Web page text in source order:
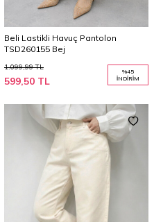
Beli Lastikli Havuç Pantolon
TSD260155 Bej
1.099,99TL
599,50 TL
%45
İNDIRIM